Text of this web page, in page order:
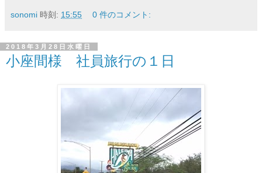
sonomi 時刻: 15:55 0 件のコメント:
2018年3月28日水曜日
小座間様 社員旅行の１日